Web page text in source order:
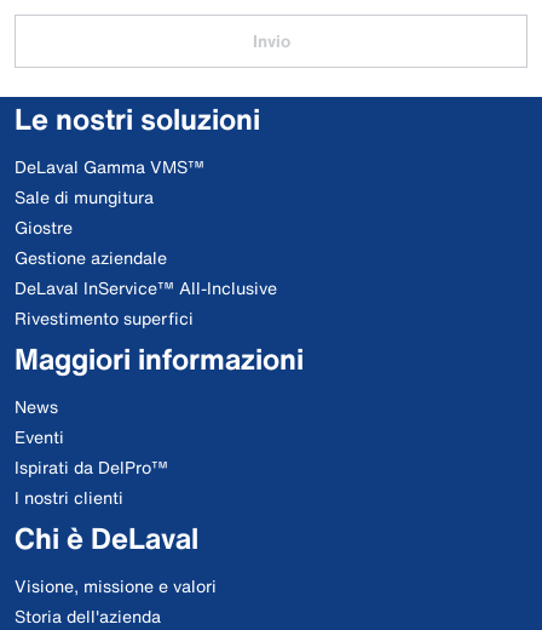
Invio
Le nostri soluzioni
DeLaval Gamma VMS™
Sale di mungitura
Giostre
Gestione aziendale
DeLaval InService™ All-Inclusive
Rivestimento superfici
Maggiori informazioni
News
Eventi
Ispirati da DelPro™
I nostri clienti
Chi è DeLaval
Visione, missione e valori
Storia dell'azienda